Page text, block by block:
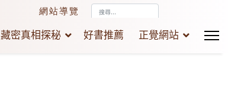
網站導覽
尋...
藏密真相探秘 好書推薦 正覺網站